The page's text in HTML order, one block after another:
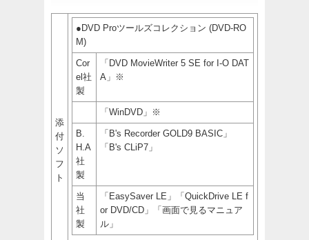
添
付
ソ
フ
ト
●DVD Proツールズコレクション (DVD-RO
M)
Cor
el社
製
「DVD MovieWriter 5 SE for I-O DAT
A」 ※
「WinDVD」 ※
B.
H.A
社
製
「B's Recorder GOLD9 BASIC」
「B's CLiP7」
当
社
製
「EasySaver LE」「QuickDrive LE f
or DVD/CD」「画面で見るマニュア
ル」